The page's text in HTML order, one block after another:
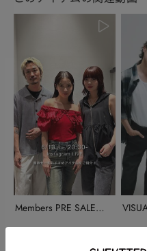
Members PRE SALEの
このアイテムを使ったス